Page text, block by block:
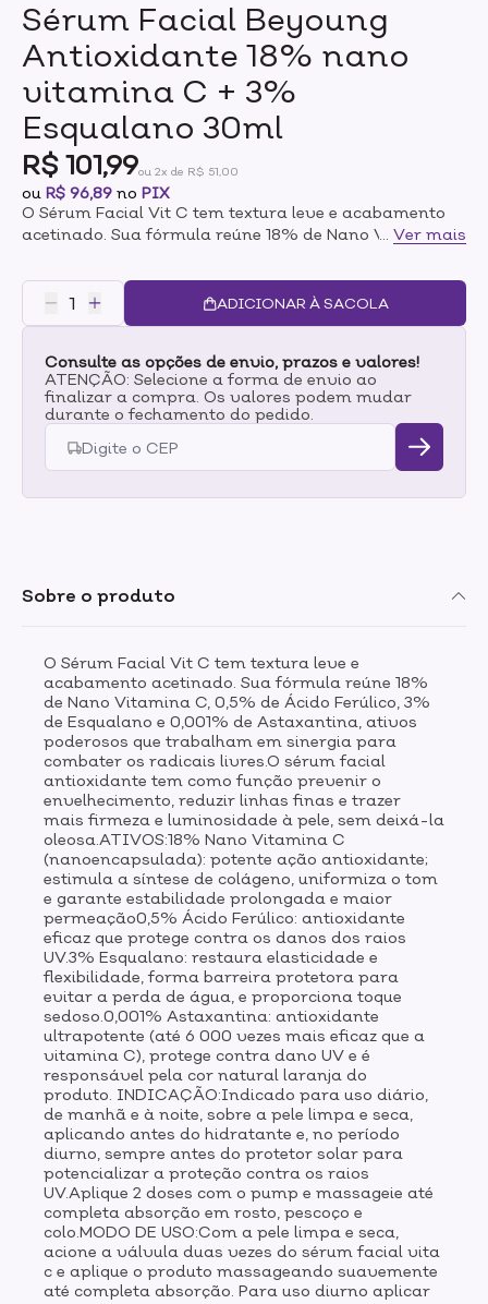
Sérum Facial Beyoung
Antioxidante 18% nano
vitamina C + 3%
Esqualano 30ml
R$ 101,99ou 2x de R$ 51,00
ou R$ 96,89 no PIX
O Sérum Facial Vit C tem textura leve e acabamento
acetinado. Sua fórmula reúne 18% de Nano Vitamina
de Astaxantina, ativos poderosos que trabalham em
sinergia para combater os radicais livres.O sérum
facial antioxidante tem como função prevenir o
firmeza e luminosidade à pele, sem deixá-la
oleosa.ATIVOS:18% Nano Vitamina C
(nanoencapsulada): potente ação antioxidante;
estimula a síntese de colágeno, uniformiza o tom e
garante estabilidade prolongada e maior
permeação0,5% Ácido Ferúlico: antioxidante eficaz
que protege contra os danos dos raios UV.3%
que a vitamina C), protege contra dano UV e é
manhã e à noite, sobre a pele limpa e seca, aplicando
antes do hidratante e, no período diurno, sempre
antes do protetor solar para potencializar a proteção
contra os raios UV.Aplique 2 doses com o pump e
massageie até completa absorção em rosto, pescoço e
colo.MODO DE USO:Com a pele limpa e seca, acione a
válvula duas vezes do sérum facial vita c e aplique o
produto massageando suavemente até completa
absorção. Para uso diurno aplicar antes do protetor
solar.Dica Beyoung: aplique VITA C 18 antes do
protetor solar para aumentar a ação protetora
contra os danos causados pelos raios UV. (Resultados
obtidos através de um estudo in vivo de
Determinação do Fator de Proteção Solar).
Ver mais
ADICIONAR À SACOLA
Consulte as opções de envio, prazos e valores!
ATENÇÃO: Selecione a forma de envio ao
finalizar a compra. Os valores podem mudar
durante o fechamento do pedido.
Sobre o produto
O Sérum Facial Vit C tem textura leve e
acabamento acetinado. Sua fórmula reúne 18%
de Nano Vitamina C, 0,5% de Ácido Ferúlico, 3%
de Esqualano e 0,001% de Astaxantina, ativos
poderosos que trabalham em sinergia para
combater os radicais livres.O sérum facial
antioxidante tem como função prevenir o
envelhecimento, reduzir linhas finas e trazer
mais firmeza e luminosidade à pele, sem deixá-la
oleosa.ATIVOS:18% Nano Vitamina C
(nanoencapsulada): potente ação antioxidante;
estimula a síntese de colágeno, uniformiza o tom
e garante estabilidade prolongada e maior
permeação0,5% Ácido Ferúlico: antioxidante
eficaz que protege contra os danos dos raios
UV.3% Esqualano: restaura elasticidade e
flexibilidade, forma barreira protetora para
evitar a perda de água, e proporciona toque
sedoso.0,001% Astaxantina: antioxidante
ultrapotente (até 6 000 vezes mais eficaz que a
vitamina C), protege contra dano UV e é
responsável pela cor natural laranja do
produto. INDICAÇÃO:Indicado para uso diário,
de manhã e à noite, sobre a pele limpa e seca,
aplicando antes do hidratante e, no período
diurno, sempre antes do protetor solar para
potencializar a proteção contra os raios
UV.Aplique 2 doses com o pump e massageie até
completa absorção em rosto, pescoço e
colo.MODO DE USO:Com a pele limpa e seca,
acione a válvula duas vezes do sérum facial vita
c e aplique o produto massageando suavemente
até completa absorção. Para uso diurno aplicar